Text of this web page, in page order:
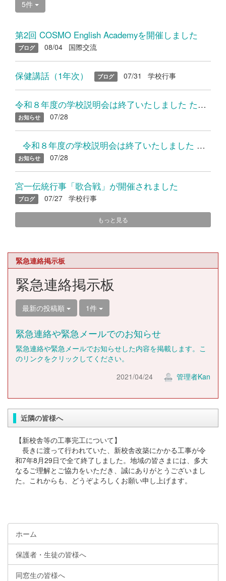
5件
第2回 COSMO English Academyを開催しました
ブログ 08/04 国際交流
保健講話（1年次） ブログ 07/31 学校行事
令和８年度の学校説明会は終了いたしました たくさんのご参加あり...
お知らせ 07/28
令和８年度の学校説明会は終了いたしました たくさんのご参加...
お知らせ 07/28
宮一伝統行事「歌合戦」が開催されました
ブログ 07/27 学校行事
もっと見る
緊急連絡掲示板
緊急連絡掲示板
最新の投稿順 1件
緊急連絡や緊急メールでのお知らせ
緊急連絡や緊急メールでお知らせした内容を掲載します。こ
のリンクをクリックしてください。
2021/04/24
管理者Kan
近隣の皆様へ
【新校舎等の工事完工について】
長きに渡って行われていた、新校舎改築にかかる工事が令
和7年8月29日で全て終了しました。地域の皆さまには、多大
なるご理解とご協力をいただき、誠にありがとうございまし
た。これからも、どうぞよろしくお願い申し上げます。
ホーム
保護者・生徒の皆様へ
同窓生の皆様へ